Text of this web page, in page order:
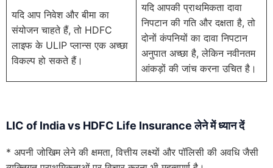
यदि आप निवेश और बीमा का
संयोजन चाहते हैं, तो HDFC
लाइफ के ULIP प्लान्स एक अच्छा
विकल्प हो सकते हैं।
यदि आपकी प्राथमिकता दावा
निपटान की गति और दक्षता है, तो
दोनों कंपनियों का दावा निपटान
अनुपात अच्छा है, लेकिन नवीनतम
आंकड़ों की जांच करना उचित है।
LIC of India vs HDFC Life Insurance लेने में ध्यान दें
* अपनी जोखिम लेने की क्षमता, वित्तीय लक्ष्यों और पॉलिसी की अवधि जैसी